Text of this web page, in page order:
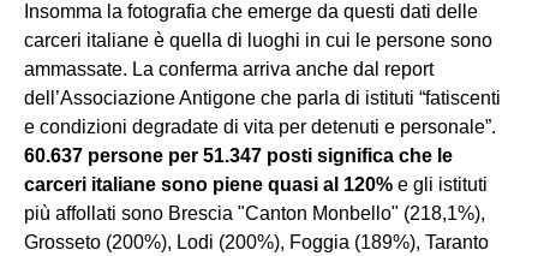
Insomma la fotografia che emerge da questi dati delle
carceri italiane è quella di luoghi in cui le persone sono
ammassate. La conferma arriva anche dal report
dell’Associazione Antigone che parla di istituti “fatiscenti
e condizioni degradate di vita per detenuti e personale”.
60.637 persone per 51.347 posti significa che le
carceri italiane sono piene quasi al 120% e gli istituti
più affollati sono Brescia "Canton Monbello" (218,1%),
Grosseto (200%), Lodi (200%), Foggia (189%), Taranto